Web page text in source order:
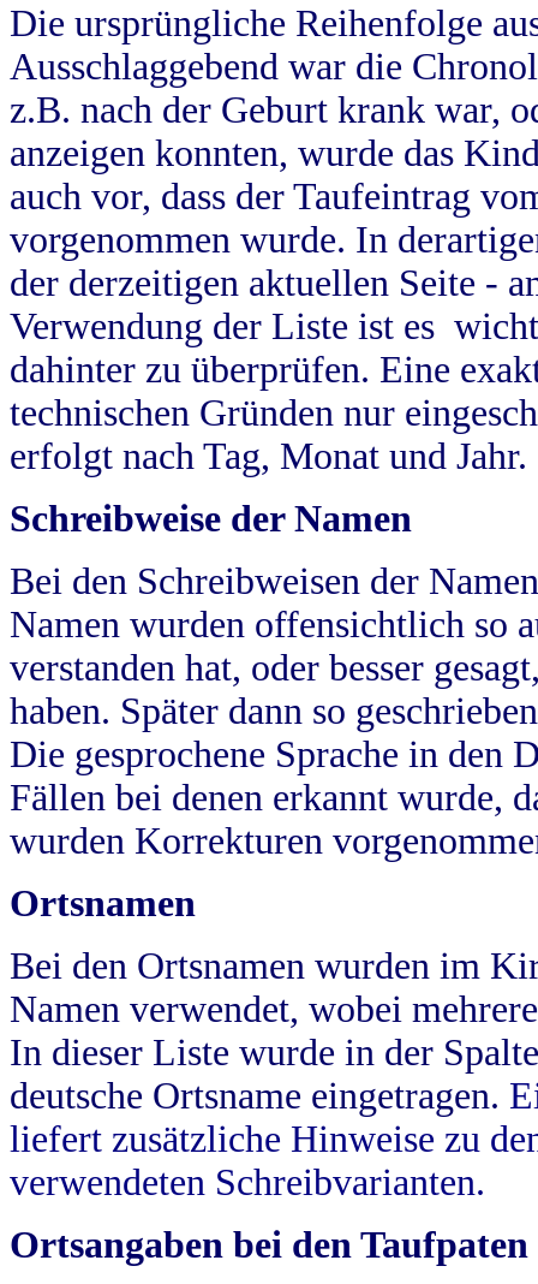
Die ursprüngliche Reihenfolge
Ausschlaggebend war die
z.B. nach der Geburt krank war,
anzeigen konnten, wurde das
auch vor, dass der Taufeintrag
vorgenommen wurde. In
der derzeitigen aktuellen Seite -
Verwendung der Liste ist es
dahinter zu überprüfen. Eine
technischen Gründen nur
erfolgt nach Tag, Monat und Jahr.
Schreibweise der Namen
Bei den Schreibweisen der
Namen wurden offensichtlich so
verstanden hat, oder besser
haben. Später dann so
Die gesprochene Sprache in
Fällen bei denen erkannt wurde,
wurden Korrekturen
Ortsnamen
Bei den Ortsnamen wurden im
Namen verwendet, wobei
In dieser Liste wurde in der
deutsche Ortsname eingetragen.
liefert zusätzliche Hinweise zu
verwendeten Schreibvarianten.
Ortsangaben bei den Taufpaten